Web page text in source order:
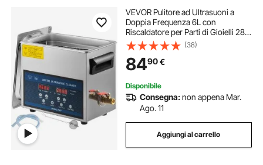
VEVOR Pulitore ad Ultrasuoni a
Doppia Frequenza 6L con
Riscaldatore per Parti di Gioielli 28 /
40KHz
(38)
8490€
Disponibile
Consegna:non appena Mar.
Ago. 11
Aggiungi al carrello